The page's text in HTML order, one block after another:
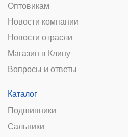
Оптовикам
Новости компании
Новости отрасли
Магазин в Клину
Вопросы и ответы
Каталог
Подшипники
Сальники